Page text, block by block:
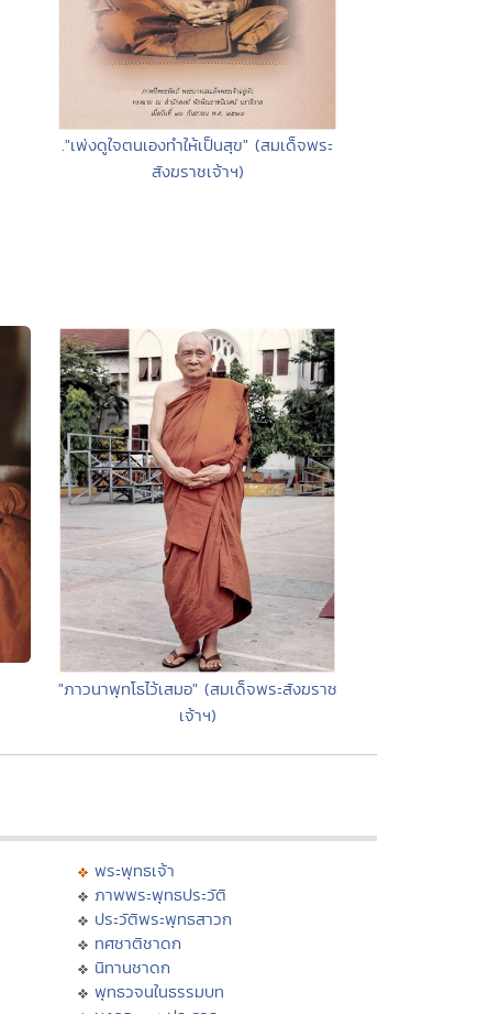
."เพ่งดูใจตนเองทำให้เป็นสุข" (สมเด็จพระ
สังฆราชเจ้าฯ)
"ภาวนาพุทโธไว้เสมอ" (สมเด็จพระสังฆราช
เจ้าฯ)
พระพุทธเจ้า
ภาพพระพุทธประวัติ
ประวัติพระพุทธสาวก
ทศชาติชาดก
นิทานชาดก
พุทธวจนในธรรมบท